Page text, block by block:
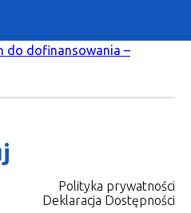
do dofinansowania –
Polityka prywatności
Deklaracja Dostępności